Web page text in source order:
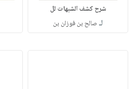
شرح كشف الشبهات لل
لـ صالح بن فوزان بن